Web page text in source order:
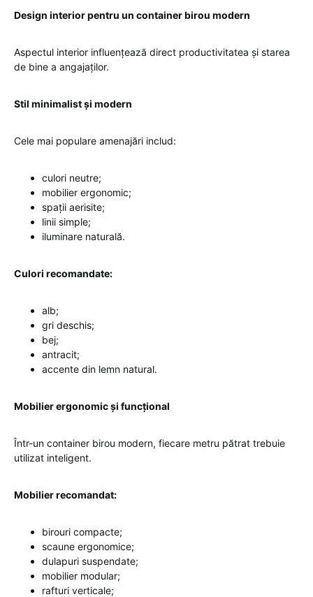
Design interior pentru un container birou modern
Aspectul interior influențează direct productivitatea și starea
de bine a angajaților.
Stil minimalist și modern
Cele mai populare amenajări includ:
culori neutre;
mobilier ergonomic;
spații aerisite;
linii simple;
iluminare naturală.
Culori recomandate:
alb;
gri deschis;
bej;
antracit;
accente din lemn natural.
Mobilier ergonomic și funcțional
Într-un container birou modern, fiecare metru pătrat trebuie
utilizat inteligent.
Mobilier recomandat:
birouri compacte;
scaune ergonomice;
dulapuri suspendate;
mobilier modular;
rafturi verticale;